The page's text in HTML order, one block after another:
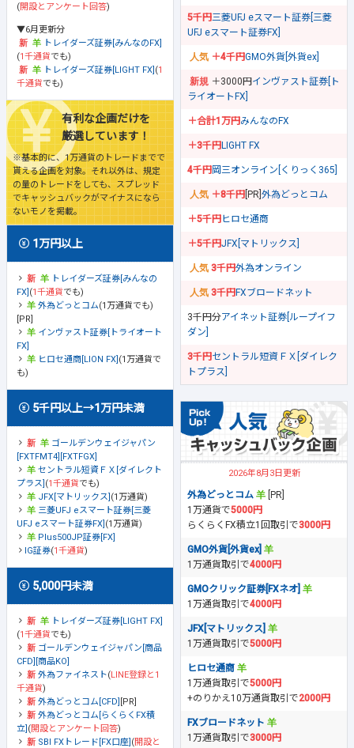
(開設とアンケート回答)
▼6月更新分
トレイダーズ証券[みんなのFX]
(1千通貨でも)
トレイダーズ証券[LIGHT FX] (1
千通貨でも)
有利な企画だけを
厳選しています！
※基本的に、1万通貨のトレードまでで
貰える企画を対象。それ以外は、規定
の量のトレードをしても、スプレッド
でキャッシュバックがマイナスになら
ないモノを掲載。
1万円以上
トレイダーズ証券[みんなの
FX] (1千通貨でも)
外為どっとコム(1万通貨でも)
[PR]
インヴァスト証券[トライオート
FX]
ヒロセ通商[LION FX] (1万通貨で
も)
5千円以上→1万円未満
ゴールデンウェイジャパン
[FXTFMT4][FXTFGX]
セントラル短資ＦＸ[ダイレクト
プラス] (1千通貨でも)
JFX[マトリックス] (1万通貨)
三菱UFJ eスマート証券[三菱
UFJ eスマート証券FX] (1万通貨)
Plus500JP証券[FX]
IG証券(1千通貨)
5,000円未満
トレイダーズ証券[LIGHT FX]
(1千通貨でも)
ゴールデンウェイジャパン[商品
CFD][商品KO]
外為ファイネスト(LINE登録と1
千通貨)
外為どっとコム[CFD] [PR]
外為どっとコム[らくらくFX積
立] (開設とアンケート回答)
SBI FXトレード[FX口座] (開設と
5千円三菱UFJ eスマート証券[三菱
UFJ eスマート証券FX]
＋4千円GMO外貨[外貨ex]
＋3000円インヴァスト証券[ト
ライオートFX]
＋合計1万円みんなのFX
＋3千円LIGHT FX
4千円岡三オンライン[くりっく365]
＋8千円 [PR] 外為どっとコム
＋5千円ヒロセ通商
＋5千円JFX[マトリックス]
3千円外為オンライン
3千円FXブロードネット
3千円分アイネット証券[ループイフ
ダン]
3千円セントラル短資ＦＸ[ダイレク
トプラス]
2026年8月3日更新
外為どっとコム
[PR]
1万通貨で5000円
らくらくFX積立1回取引で3000円
GMO外貨[外貨ex]
1万通貨取引で4000円
GMOクリック証券[FXネオ]
1万通貨取引で4000円
JFX[マトリックス]
1万通貨取引で5000円
ヒロセ通商
1万通貨取引で5000円
+のりかえ10万通貨取引で2000円
FXブロードネット
1万通貨取引で3000円